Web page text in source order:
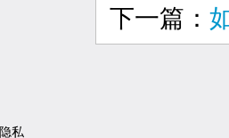
下一篇：
隐私